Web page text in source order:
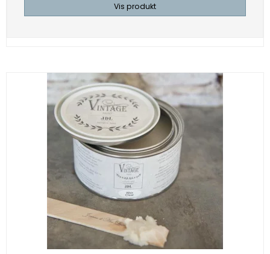
Vis produkt